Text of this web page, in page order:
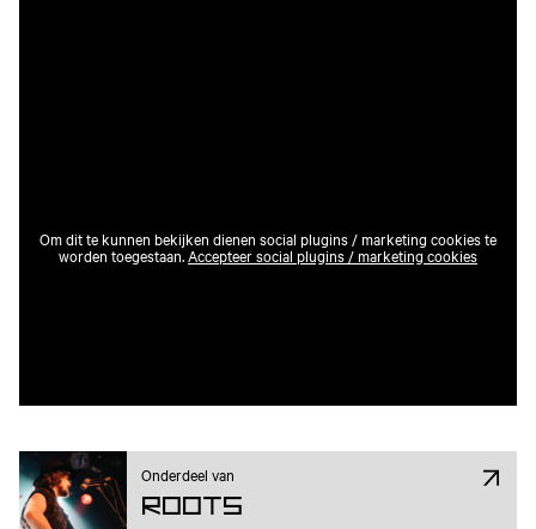
Om dit te kunnen bekijken dienen social plugins / marketing cookies te
worden toegestaan.Accepteer social plugins / marketing cookies
Onderdeel van
ROOTS